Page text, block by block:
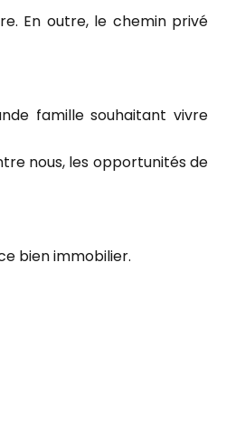
En outre, le chemin privé
famille souhaitant vivre
nous, les opportunités de
bien immobilier.